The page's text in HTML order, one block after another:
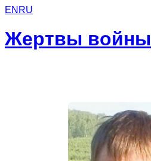
EN RU
Жертвы войны